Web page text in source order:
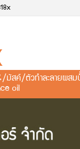
มัสค์/ตัวทำละลายผสม
oil